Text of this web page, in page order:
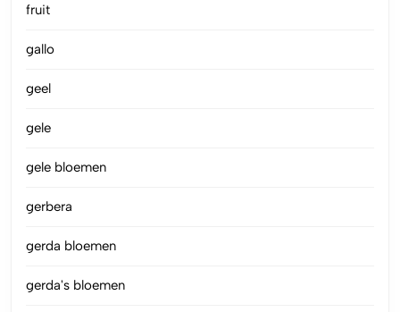
fruit
gallo
geel
gele
gele bloemen
gerbera
gerda bloemen
gerda's bloemen